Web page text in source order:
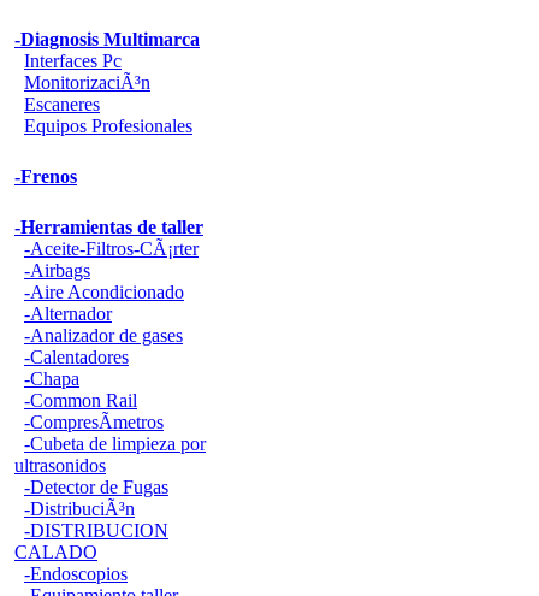
-Diagnosis Multimarca
Interfaces Pc
MonitorizaciÃ³n
Escaneres
Equipos Profesionales
-Frenos
-Herramientas de taller
-Aceite-Filtros-CÃ¡rter
-Airbags
-Aire Acondicionado
-Alternador
-Analizador de gases
-Calentadores
-Chapa
-Common Rail
-CompresÃ­metros
-Cubeta de limpieza por
ultrasonidos
-Detector de Fugas
-DistribuciÃ³n
-DISTRIBUCION
CALADO
-Endoscopios